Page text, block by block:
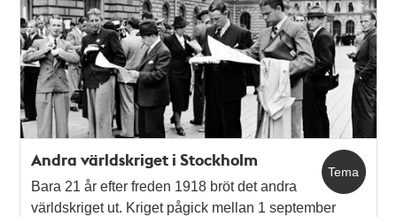
Tema
Andra världskriget i Stockholm
Bara 21 år efter freden 1918 bröt det andra
världskriget ut. Kriget pågick mellan 1 september